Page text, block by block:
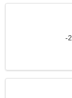
مرد مجرد به دنبال همسر 28-